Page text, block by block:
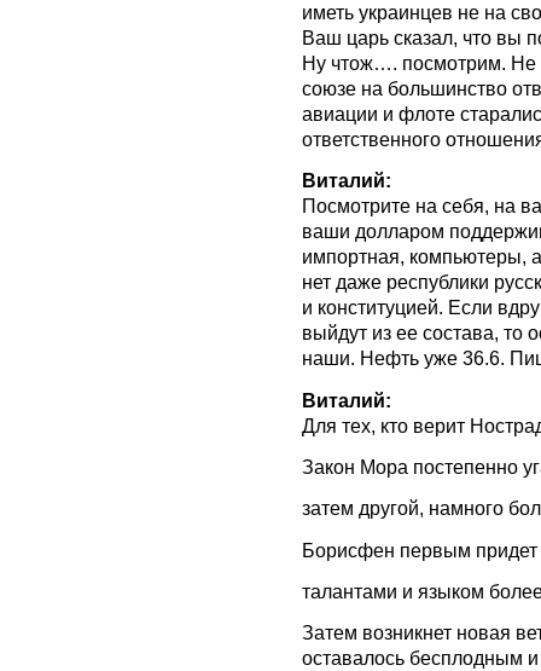
иметь украинцев не на
Ваш царь сказал, что вы
Ну чтож…. посмотрим. Не
союзе на большинство
авиации и флоте
ответственного
Виталий:
Посмотрите на себя, на
ваши долларом
импортная,
нет даже республики
и конституцией. Если
выйдут из ее состава, то
наши. Нефть уже 36.6.
Виталий:
Для тех, кто верит
Закон Мора постепенно
затем другой, намного
Борисфен первым придет
талантами и языком
Затем возникнет новая
оставалось бесплодным